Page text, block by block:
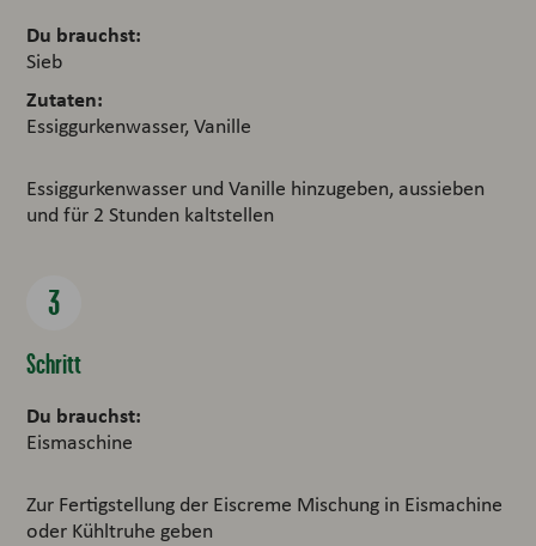
Du brauchst:
Sieb
Zutaten:
Essiggurkenwasser, Vanille
Essiggurkenwasser und Vanille hinzugeben, aussieben
und für 2 Stunden kaltstellen
Schritt
Du brauchst:
Eismaschine
Zur Fertigstellung der Eiscreme Mischung in Eismachine
oder Kühltruhe geben